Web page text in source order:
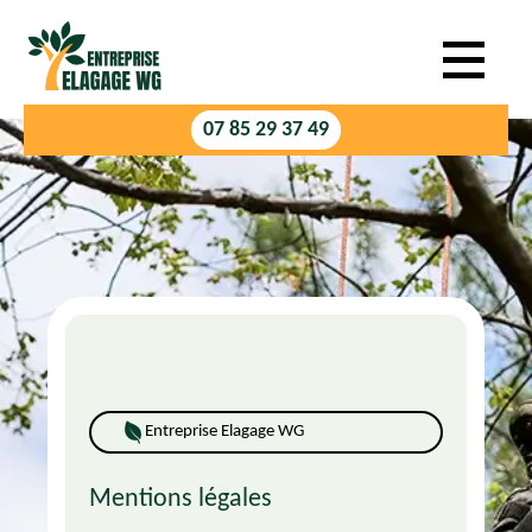
07 85 29 37 49
Entreprise Elagage WG
Mentions légales